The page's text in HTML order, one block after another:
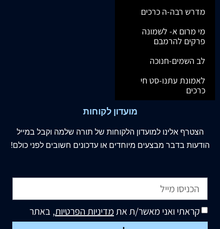
מדרש רבה-ה כרכים
מי מרום א- לשמונה
פרקים להרמבם
לב השמים-חנוכה
לאמונת עתנו-סט חי
כרכים
מועדון לקוחות
הצטרף אלינו למועדון הלקוחות של תורה שלמה וקבל במייל
הודעות בדבר מבצעים מיוחדים או עדכונים חשובים לפני כולם!
קראתי ואני מאשר/ת אתמדיניות הפרטיות, באתר